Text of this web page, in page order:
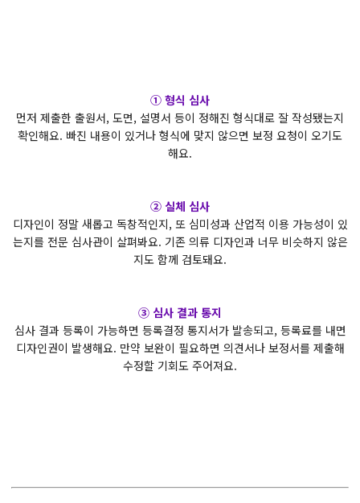
① 형식 심사
먼저 제출한 출원서, 도면, 설명서 등이 정해진 형식대로 잘 작성됐는지
확인해요. 빠진 내용이 있거나 형식에 맞지 않으면 보정 요청이 오기도
해요.
② 실체 심사
디자인이 정말 새롭고 독창적인지, 또 심미성과 산업적 이용 가능성이 있
는지를 전문 심사관이 살펴봐요. 기존 의류 디자인과 너무 비슷하지 않은
지도 함께 검토돼요.
③ 심사 결과 통지
심사 결과 등록이 가능하면 등록결정 통지서가 발송되고, 등록료를 내면
디자인권이 발생해요. 만약 보완이 필요하면 의견서나 보정서를 제출해
수정할 기회도 주어져요.